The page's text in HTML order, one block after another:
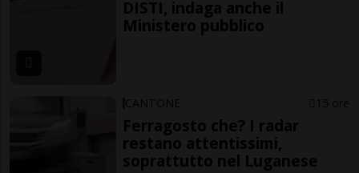
DISTI, indaga anche il
Ministero pubblico
CANTONE 15 ore
Ferragosto che? I radar
restano attentissimi,
soprattutto nel Luganese